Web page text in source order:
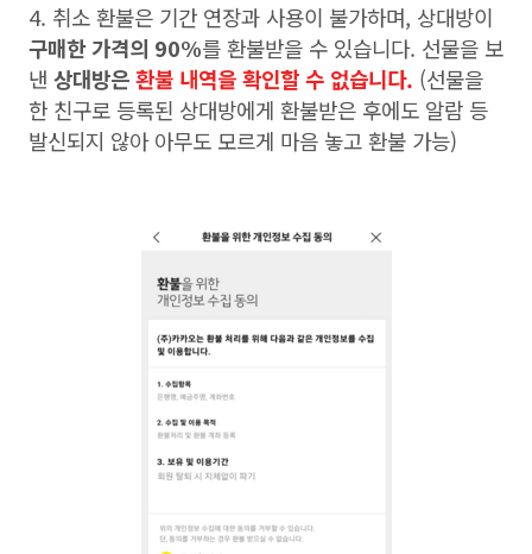
4. 취소 환불은 기간 연장과 사용이 불가하며, 상대방이
구매한 가격의 90%를 환불받을 수 있습니다. 선물을 보
낸 상대방은환불 내역을 확인할 수 없습니다. (선물을
한 친구로 등록된 상대방에게 환불받은 후에도 알람 등
발신되지 않아 아무도 모르게 마음 놓고 환불 가능)